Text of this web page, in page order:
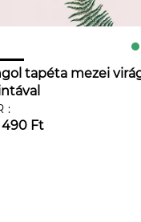
tapéta mezei
490 Ft